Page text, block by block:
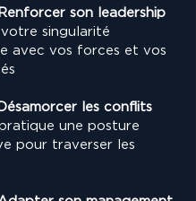
son leadership
singularité
avec vos forces et vos
les conflits
une posture
pour traverser les